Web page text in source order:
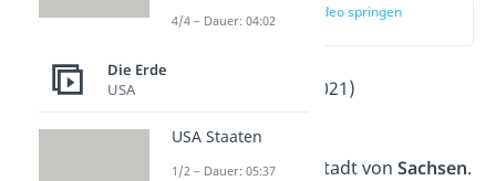
zur Stelle im Video springen
(03:03)
Einwohner
: 555.000 (2021)
Dresden ist die Hauptstadt vonSachsen.
4/4 – Dauer: 04:02
Die Erde
USA
USA Staaten
1/2 – Dauer: 05:37